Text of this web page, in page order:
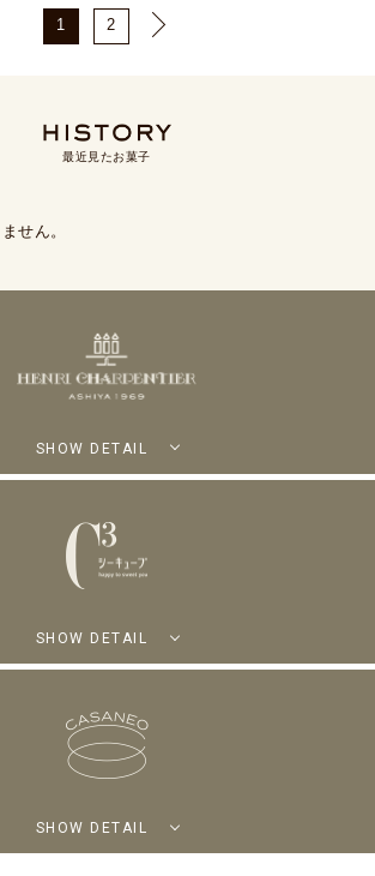
1 2
最近見たお菓子
せん。
SHOW DETAIL
SHOW DETAIL
SHOW DETAIL